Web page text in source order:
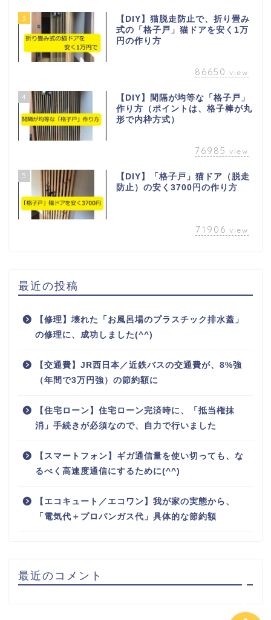
3
【DIY】猫脱走防止で、折り畳み
式の「格子戸」猫ドアを安く1万
円の作り方
86650 view
4
【DIY】間隔が均等な「格子戸」
作り方（ポイントは、格子棒が丸
形で内枠方式）
76985 view
5
【DIY】「格子戸」猫ドア（脱走
防止）の安く3700円の作り方
71906 view
最近の投稿
【修理】壊れた「お風呂場のプラスチック排水蓋」
の修理に、成功しました(^^)
【交通費】JR西日本／近鉄バスの交通費が、8%強
（年間で3万円強）の節約額に
【住宅ローン】住宅ローン完済時に、「抵当権抹
消」手続きが必須なので、自力で行いました
【スマートフォン】ギガ通信量を使い切っても、な
るべく高速度通信にするために(^^)
【エコキュート／エコワン】我が家の実態から、
「電気代＋プロパンガス代」具体的な節約額
最近のコメント
ホーム